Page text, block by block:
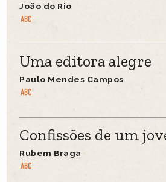
João do Rio
Uma editora alegre
Paulo Mendes Campos
Confissões de um
Rubem Braga